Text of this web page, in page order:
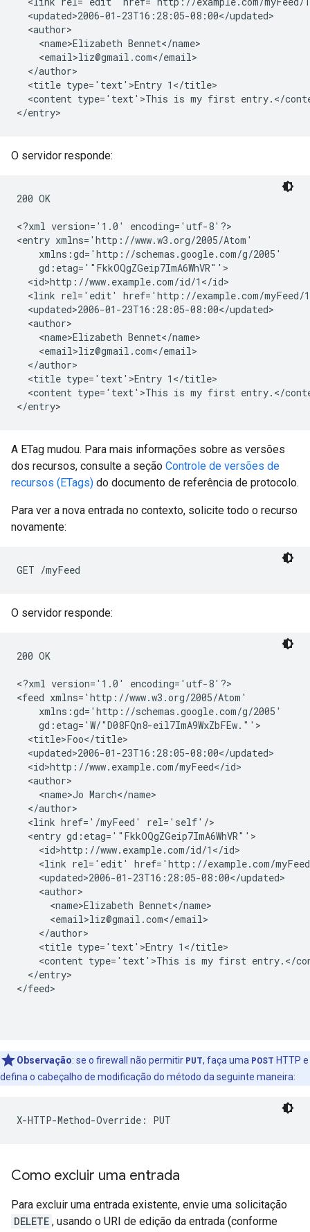
  <updated>2006-01-23T16:28:05-08:00</updated>
  <author>
    <name>Elizabeth Bennet</name>
    <email>liz@gmail.com</email>
  </author>
  <title type='text'>Entry 1</title>
<content type='text'>This is my first entry.</
O servidor responde:
200 OK
<?xml version='1.0' encoding='utf-8'?>
<entry xmlns='http://www.w3.org/2005/Atom'
    xmlns:gd='http://schemas.google.com/g/2005'
    gd:etag='"FkkOQgZGeip7ImA6WhVR"'>
  <id>http://www.example.com/id/1</id>
<link rel='edit' href='http://example.com/myFeed/
  <updated>2006-01-23T16:28:05-08:00</updated>
  <author>
    <name>Elizabeth Bennet</name>
    <email>liz@gmail.com</email>
  </author>
  <title type='text'>Entry 1</title>
<content type='text'>This is my first entry.</
A ETag mudou. Para mais informações sobre as versões
dos recursos, consulte a seção Controle de versões de
recursos (ETags) do documento de referência de protocolo.
Para ver a nova entrada no contexto, solicite todo o recurso
novamente:
O servidor responde:
200 OK
<?xml version='1.0' encoding='utf-8'?>
<feed xmlns='http://www.w3.org/2005/Atom'
    xmlns:gd='http://schemas.google.com/g/2005'
    gd:etag='W/"D08FQn8-eil7ImA9WxZbFEw."'>
  <title>Foo</title>
  <updated>2006-01-23T16:28:05-08:00</updated>
  <id>http://www.example.com/myFeed</id>
  <author>
    <name>Jo March</name>
  </author>
  <link href='/myFeed' rel='self'/>
  <entry gd:etag='"FkkOQgZGeip7ImA6WhVR"'>
    <id>http://www.example.com/id/1</id>
<link rel='edit' href='http://example.com/
    <updated>2006-01-23T16:28:05-08:00</updated>
    <author>
      <name>Elizabeth Bennet</name>
      <email>liz@gmail.com</email>
    </author>
    <title type='text'>Entry 1</title>
<content type='text'>This is my first entry.</
  </entry>
</feed>
Observação: se o firewall não permitir PUT, faça uma POST HTTP e
defina o cabeçalho de modificação do método da seguinte maneira:
X-HTTP-Method-Override: PUT
Como excluir uma entrada
Para excluir uma entrada existente, envie uma solicitação
DELETE , usando o URI de edição da entrada (conforme